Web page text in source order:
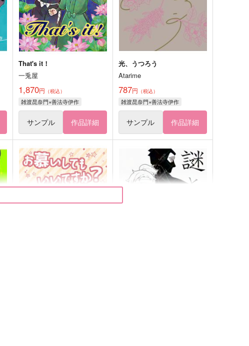
That's it！
一兎屋
1,870円 （税込）
雑渡昆奈門×善法寺伊作
サンプル 作品詳細
光、うつろう
Atarime
787円 （税込）
雑渡昆奈門×善法寺伊作
サンプル 作品詳細